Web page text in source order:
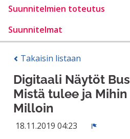
Suunnitelmien toteutus
Suunnitelmat
Takaisin listaan
Digitaali Näytöt
Mistä tulee ja
Milloin
18.11.2019 04:23